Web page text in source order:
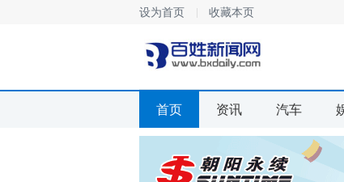
设为首页 收藏本页
首页 资讯 汽车